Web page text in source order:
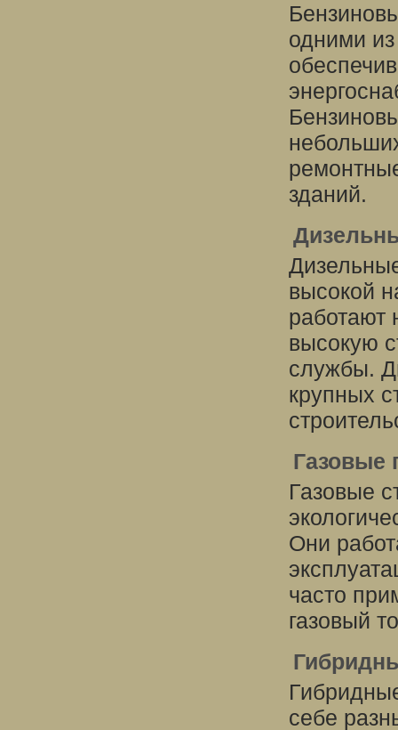
одними
зданий.
высокой
работают
высокую
службы.
крупных
Газовые
Газовые
Они
часто
газовый
себе